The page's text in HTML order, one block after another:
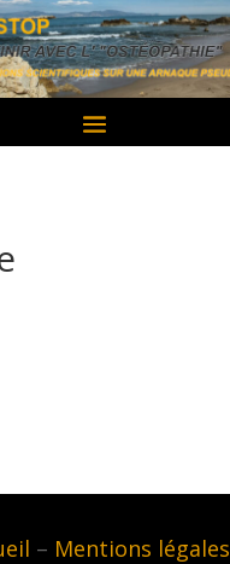
– Mentions légales